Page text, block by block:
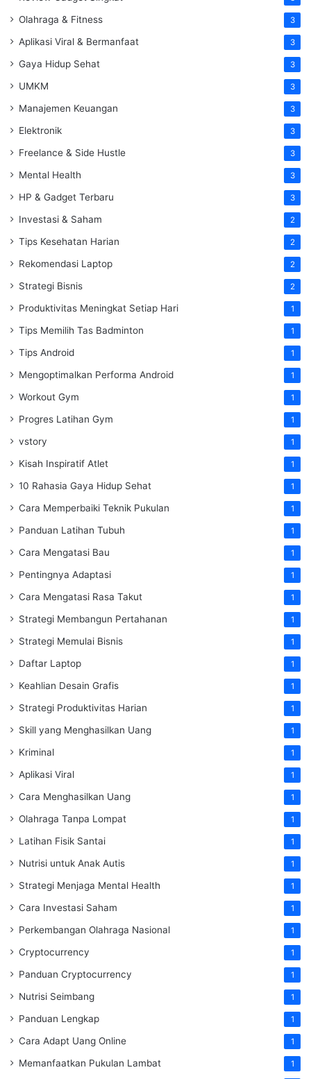
Olahraga & Fitness 3
Aplikasi Viral & Bermanfaat 3
Gaya Hidup Sehat 3
UMKM 3
Manajemen Keuangan 3
Elektronik 3
Freelance & Side Hustle 3
Mental Health 3
HP & Gadget Terbaru 3
Investasi & Saham 2
Tips Kesehatan Harian 2
Rekomendasi Laptop 2
Strategi Bisnis 2
Produktivitas Meningkat Setiap Hari 1
Tips Memilih Tas Badminton 1
Tips Android 1
Mengoptimalkan Performa Android 1
Workout Gym 1
Progres Latihan Gym 1
vstory 1
Kisah Inspiratif Atlet 1
10 Rahasia Gaya Hidup Sehat 1
Cara Memperbaiki Teknik Pukulan 1
Panduan Latihan Tubuh 1
Cara Mengatasi Bau 1
Pentingnya Adaptasi 1
Cara Mengatasi Rasa Takut 1
Strategi Membangun Pertahanan 1
Strategi Memulai Bisnis 1
Daftar Laptop 1
Keahlian Desain Grafis 1
Strategi Produktivitas Harian 1
Skill yang Menghasilkan Uang 1
Kriminal 1
Aplikasi Viral 1
Cara Menghasilkan Uang 1
Olahraga Tanpa Lompat 1
Latihan Fisik Santai 1
Nutrisi untuk Anak Autis 1
Strategi Menjaga Mental Health 1
Cara Investasi Saham 1
Perkembangan Olahraga Nasional 1
Cryptocurrency 1
Panduan Cryptocurrency 1
Nutrisi Seimbang 1
Panduan Lengkap 1
Cara Adapt Uang Online 1
Memanfaatkan Pukulan Lambat 1